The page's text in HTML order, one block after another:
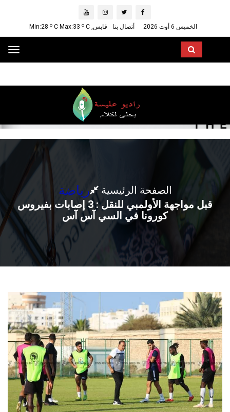
الخميس 6 أوت 2026 أتصال بنا قابس, Min:28 o C Max:33 o C
الصفحة الرئيسية رياضة
قبل مواجهة الأولمبي للنقل : 3 إصابات بفيروس
كورونا في السي آس آس